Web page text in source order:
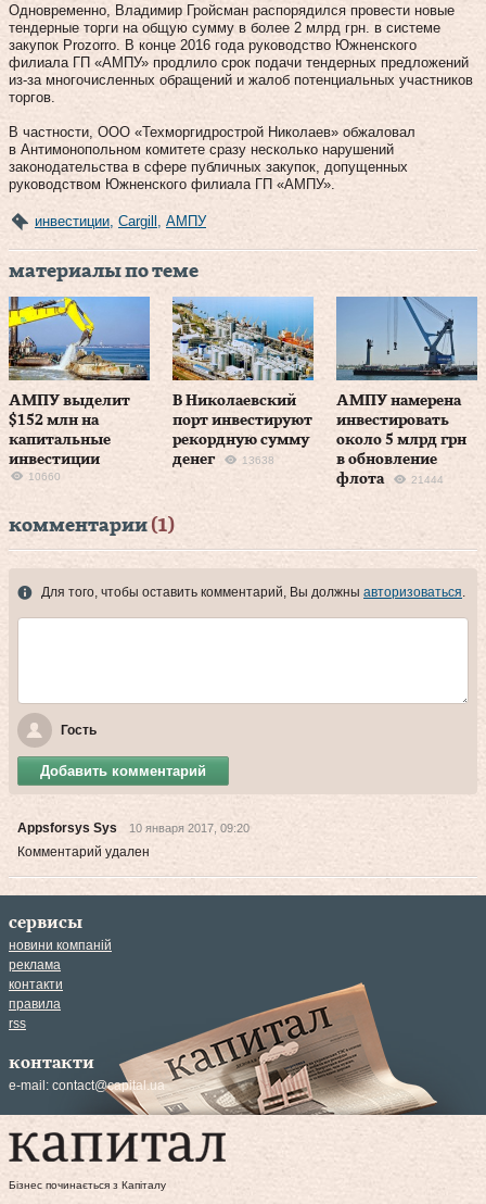
Одновременно, Владимир Гройсман распорядился провести новые
тендерные торги на общую сумму в более 2 млрд грн. в системе
закупок Prozorro. В конце 2016 года руководство Южненского
филиала ГП «АМПУ» продлило срок подачи тендерных предложений
из-за многочисленных обращений и жалоб потенциальных участников
торгов.
В частности, ООО «Техморгидрострой Николаев» обжаловал
в Антимонопольном комитете сразу несколько нарушений
законодательства в сфере публичных закупок, допущенных
руководством Южненского филиала ГП «АМПУ».
инвестиции Cargill АМПУ
материалы по теме
АМПУ выделит
$152 млн на
капитальные
инвестиции
10660
В Николаевский
порт инвестируют
рекордную сумму
денег
13638
АМПУ намерена
инвестировать
около 5 млрд грн
в обновление
флота
21444
комментарии (1)
Для того, чтобы оставить комментарий, Вы должны авторизоваться.
Гость
Добавить комментарий
Appsforsys Sys 10 января 2017, 09:20
Комментарий удален
сервисы
новини компаній
реклама
контакти
правила
rss
контакти
e-mail: contact@capital.ua
Бізнес починається з Капіталу